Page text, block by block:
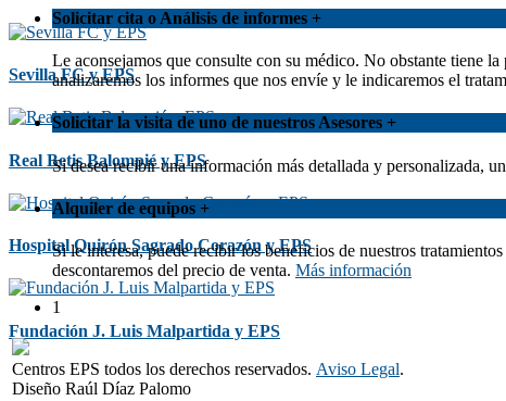
Sevilla FC y EPS
Real Betis Balompié y EPS
Hospital Quirón Sagrado Corazón y EPS
Fundación J. Luis Malpartida y EPS
Solicitar cita o Análisis de informes +
Le aconsejamos que consulte con su médico. No obstante tiene
analizaremos los informes que nos envíe y le indicaremos el
Solicitar la visita de uno de nuestros Asesores +
Si desea recibir una información más detallada y personalizada,
Alquiler de equipos +
Si le interesa, puede recibir los beneficios de nuestros
descontaremos del precio de venta. Más información
1
Centros EPS todos los derechos reservados. Aviso Legal.
Diseño Raúl Díaz Palomo